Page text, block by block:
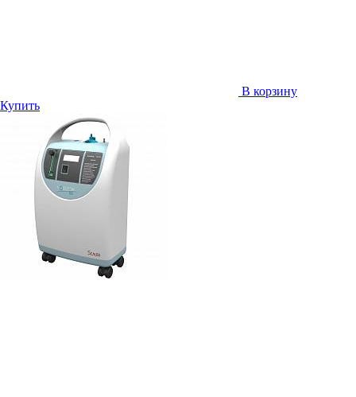
В корзину
Купить